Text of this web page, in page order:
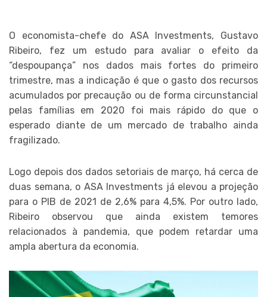
O economista-chefe do ASA Investments, Gustavo
Ribeiro, fez um estudo para avaliar o efeito da
“despoupança” nos dados mais fortes do primeiro
trimestre, mas a indicação é que o gasto dos recursos
acumulados por precaução ou de forma circunstancial
pelas famílias em 2020 foi mais rápido do que o
esperado diante de um mercado de trabalho ainda
fragilizado.
Logo depois dos dados setoriais de março, há cerca de
duas semana, o ASA Investments já elevou a projeção
para o PIB de 2021 de 2,6% para 4,5%. Por outro lado,
Ribeiro observou que ainda existem temores
relacionados à pandemia, que podem retardar uma
ampla abertura da economia.